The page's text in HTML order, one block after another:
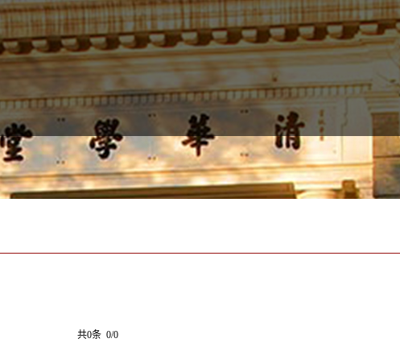
共0条 0/0